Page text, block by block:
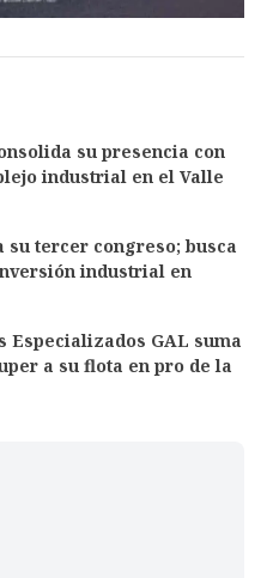
su presencia con
industrial en el Valle
su tercer congreso; busca
industrial en
Especializados GAL suma
a su flota en pro de la